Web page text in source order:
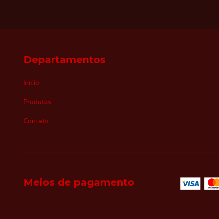
Departamentos
Início
Produtos
Contato
Meios de pagamento